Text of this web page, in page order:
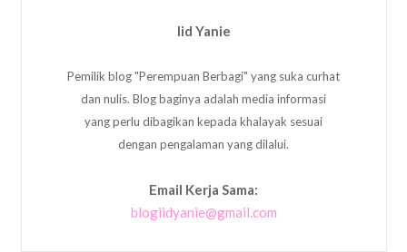
Iid Yanie
Pemilik blog "Perempuan Berbagi" yang suka curhat
dan nulis. Blog baginya adalah media informasi
yang perlu dibagikan kepada khalayak sesuai
dengan pengalaman yang dilalui.
Email Kerja Sama:
blogiidyanie@gmail.com